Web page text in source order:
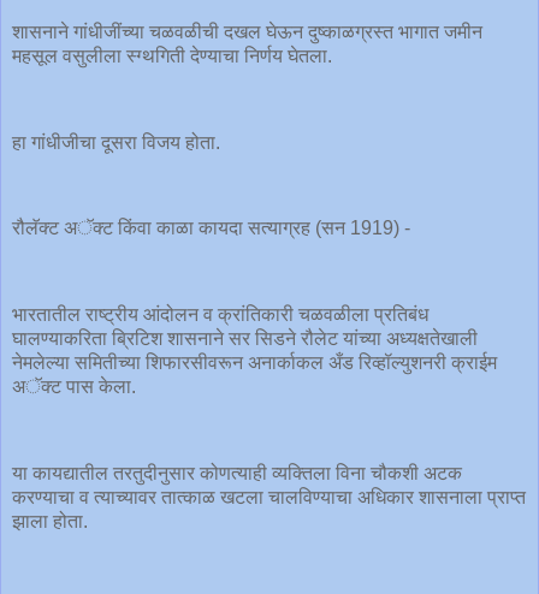
शासनाने गांधीजींच्या चळवळीची दखल घेऊन दुष्काळग्रस्त भागात जमीन
महसूल वसुलीला स्ग्थगिती देण्याचा निर्णय घेतला.
हा गांधीजीचा दूसरा विजय होता.
रौलॅक्ट अॅक्ट किंवा काळा कायदा सत्याग्रह (सन 1919) -
भारतातील राष्ट्रीय आंदोलन व क्रांतिकारी चळवळीला प्रतिबंध
घालण्याकरिता ब्रिटिश शासनाने सर सिडने रौलेट यांच्या अध्यक्षतेखाली
नेमलेल्या समितीच्या शिफारसीवरून अनार्काकल अँड रिव्हॉल्युशनरी क्राईम
अॅक्ट पास केला.
या कायद्यातील तरतुदीनुसार कोणत्याही व्यक्तिला विना चौकशी अटक
करण्याचा व त्याच्यावर तात्काळ खटला चालविण्याचा अधिकार शासनाला प्राप्त
झाला होता.